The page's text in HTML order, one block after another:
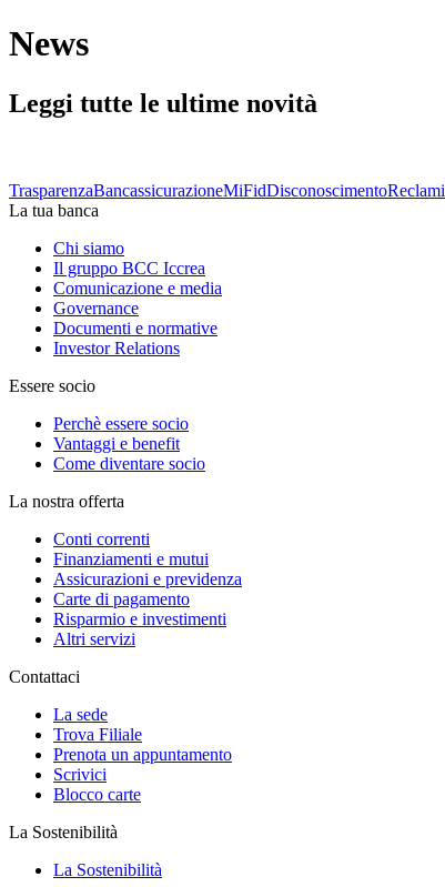
News
Leggi tutte le ultime novità
TrasparenzaBancassicurazioneMiFidDisconoscimentoReclami
La tua banca
Chi siamo
Il gruppo BCC Iccrea
Comunicazione e media
Governance
Documenti e normative
Investor Relations
Essere socio
Perchè essere socio
Vantaggi e benefit
Come diventare socio
La nostra offerta
Conti correnti
Finanziamenti e mutui
Assicurazioni e previdenza
Carte di pagamento
Risparmio e investimenti
Altri servizi
Contattaci
La sede
Trova Filiale
Prenota un appuntamento
Scrivici
Blocco carte
La Sostenibilità
La Sostenibilità